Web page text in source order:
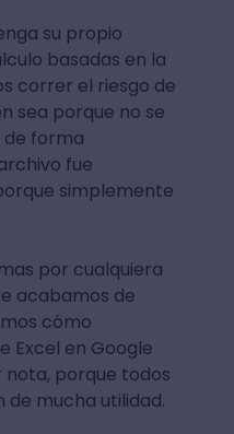
su propio
basadas en la
correr el riesgo de
sea porque no se
de forma
fue
simplemente
por cualquiera
acabamos de
cómo
Excel en Google
nota, porque todos
de mucha utilidad.